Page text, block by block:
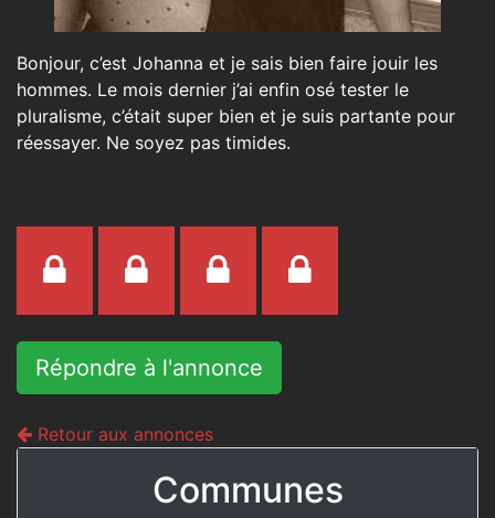
Bonjour, c’est Johanna et je sais bien faire jouir les
hommes. Le mois dernier j’ai enfin osé tester le
pluralisme, c’était super bien et je suis partante pour
réessayer. Ne soyez pas timides.
Répondre à l'annonce
Retour aux annonces
Communes